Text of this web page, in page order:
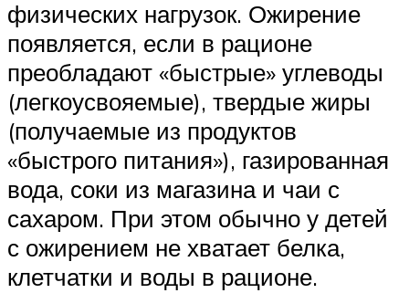
физических нагрузок. Ожирение
появляется, если в рационе
преобладают «быстрые» углеводы
(легкоусвояемые), твердые жиры
(получаемые из продуктов
«быстрого питания»), газированная
вода, соки из магазина и чаи с
сахаром. При этом обычно у детей
с ожирением не хватает белка,
клетчатки и воды в рационе.